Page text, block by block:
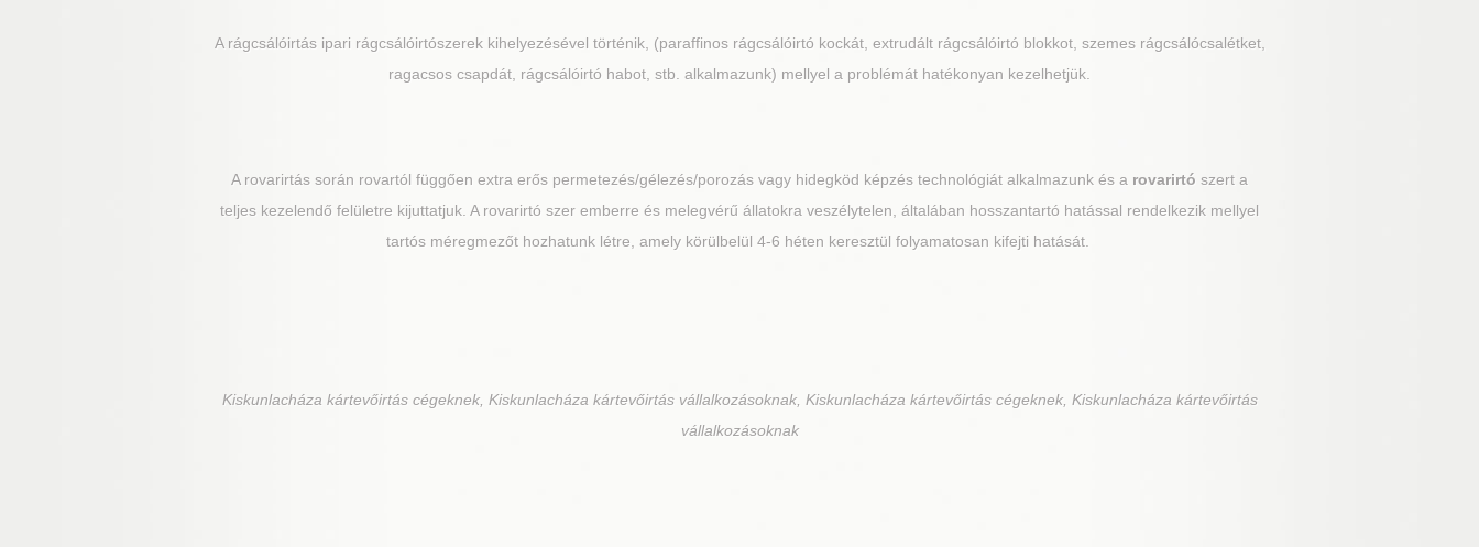
A rágcsálóirtás ipari rágcsálóirtószerek kihelyezésével történik, (paraffinos rágcsálóirtó kockát, extrudált rágcsálóirtó blokkot, szemes rágcsálócsalétket,
ragacsos csapdát, rágcsálóirtó habot, stb. alkalmazunk) mellyel a problémát hatékonyan kezelhetjük.
A rovarirtás során rovartól függően extra erős permetezés/gélezés/porozás vagy hidegköd képzés technológiát alkalmazunk és a rovarirtó szert a
teljes kezelendő felületre kijuttatjuk. A rovarirtó szer emberre és melegvérű állatokra veszélytelen, általában hosszantartó hatással rendelkezik mellyel
tartós méregmezőt hozhatunk létre, amely körülbelül 4-6 héten keresztül folyamatosan kifejti hatását.
Kiskunlacháza kártevőirtás cégeknek, Kiskunlacháza kártevőirtás vállalkozásoknak, Kiskunlacháza kártevőirtás cégeknek, Kiskunlacháza kártevőirtás
vállalkozásoknak